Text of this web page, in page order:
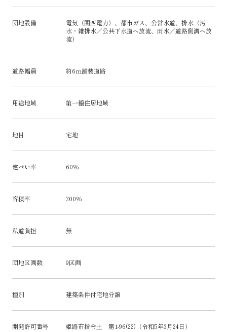
団地設備
電気（関西電力）、都市ガス、公営水道、排水（汚
水・雑排水／公共下水道へ放流、雨水／道路側溝へ放
流）
道路幅員 約6ｍ舗装道路
用途地域 第一種住居地域
地目 宅地
建ぺい率 60％
容積率 200％
私道負担 無
団地区画数 9区画
種別 建築条件付宅地分譲
開発許可番号 姫路市指令土 第1-96(22)（令和5年3月24日）